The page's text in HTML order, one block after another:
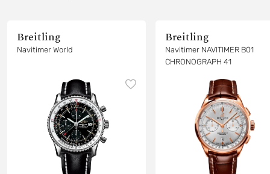
Breitling
Navitimer World
Breitling
Navitimer NAVITIMER B01
CHRONOGRAPH 41